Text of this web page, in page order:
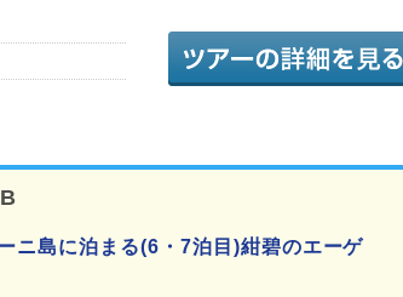
ニ島に泊まる(6・7泊目)紺碧のエーゲ